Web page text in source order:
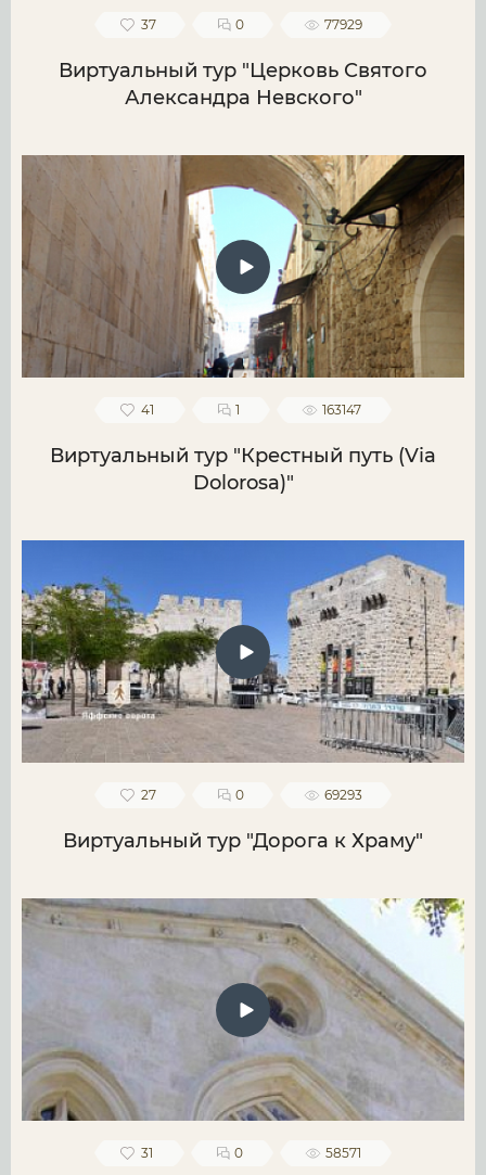
37 0 77929
Виртуальный тур "Церковь Святого
Александра Невского"
41 1 163147
Виртуальный тур "Крестный путь (Via
Dolorosa)"
27 0 69293
Виртуальный тур "Дорога к Храму"
31 0 58571